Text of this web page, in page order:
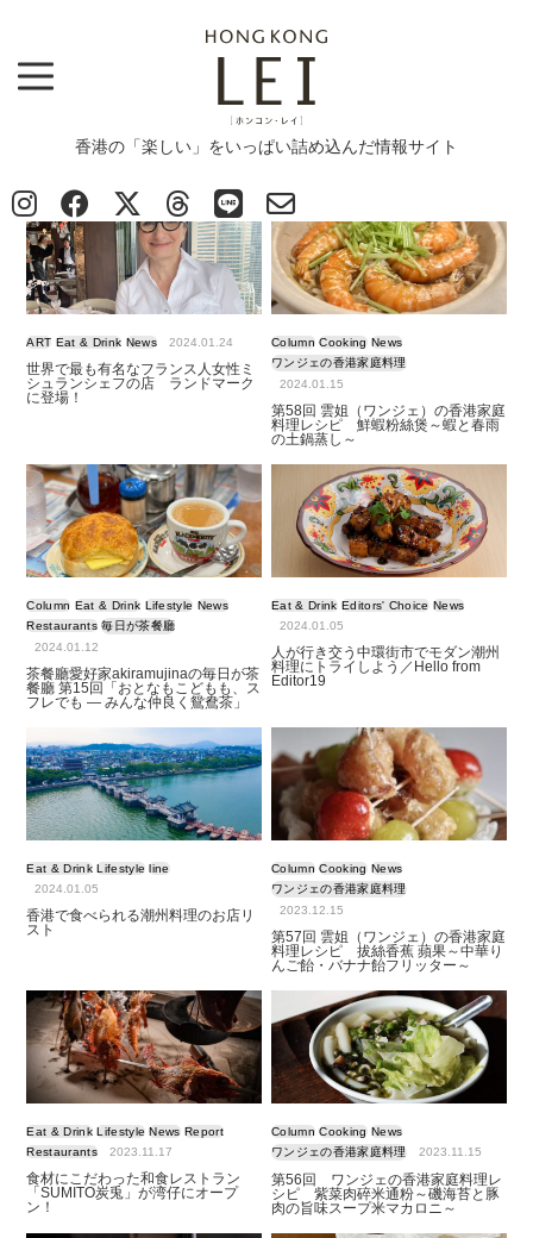
香港の「楽しい」をいっぱい詰め込んだ情報サイト
News > Eat & Drink
Eat & Drink
ART Eat & Drink News 2024.01.24
世界で最も有名なフランス人女性ミ
シュランシェフの店 ランドマーク
に登場！
Column Cooking News
ワンジェの香港家庭料理
2024.01.15
第58回 雲姐（ワンジェ）の香港家庭
料理レシピ 鮮蝦粉絲煲～蝦と春雨
の土鍋蒸し～
Column Eat & Drink Lifestyle News
Restaurants 毎日が茶餐廳
2024.01.12
茶餐廳愛好家akiramujinaの毎日が茶
餐廳 第15回「おとなもこどもも、ス
フレでも ― みんな仲良く鴛鴦茶」
Eat & Drink Editors' Choice News
2024.01.05
人が行き交う中環街市でモダン潮州
料理にトライしよう／Hello from
Editor19
Eat & Drink Lifestyle line
2024.01.05
香港で食べられる潮州料理のお店リ
スト
Column Cooking News
ワンジェの香港家庭料理
2023.12.15
第57回 雲姐（ワンジェ）の香港家庭
料理レシピ 拔絲香蕉 蘋果～中華り
んご飴・バナナ飴フリッター～
Eat & Drink Lifestyle News Report
Restaurants
2023.11.17
食材にこだわった和食レストラン
「SUMITO炭兎」が湾仔にオープ
ン！
Column Cooking News
ワンジェの香港家庭料理
2023.11.15
第56回 ワンジェの香港家庭料理レ
シピ 紫菜肉碎米通粉～磯海苔と豚
肉の旨味スープ米マカロニ～